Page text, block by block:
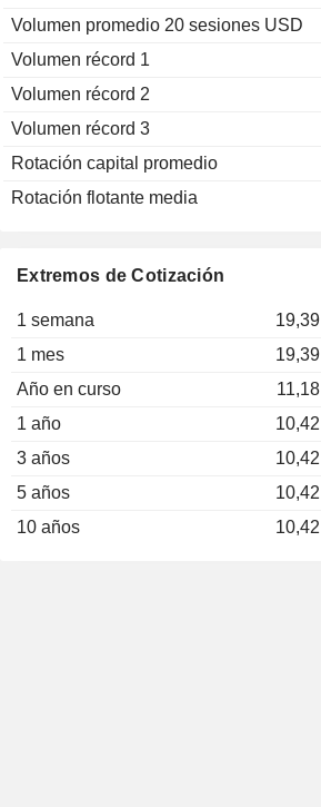
Volumen promedio 20 sesiones USD
Volumen récord 1
Volumen récord 2
Volumen récord 3
Rotación capital promedio
Rotación flotante media
Extremos de Cotización
1 semana 19,39
1 mes
19,39
Año en curso
11,18
1 año
10,42
3 años
10,42
5 años
10,42
10 años
10,42